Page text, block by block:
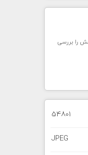
را بررسی
54801
JPEG